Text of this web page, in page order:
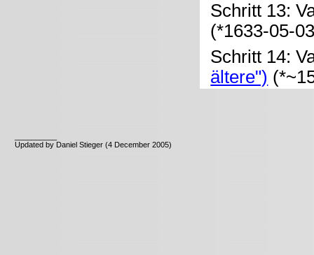
Schritt 13:
(*1633-05-
Schritt 14:
ältere")
Updated by Daniel Stieger (4 December 2005)